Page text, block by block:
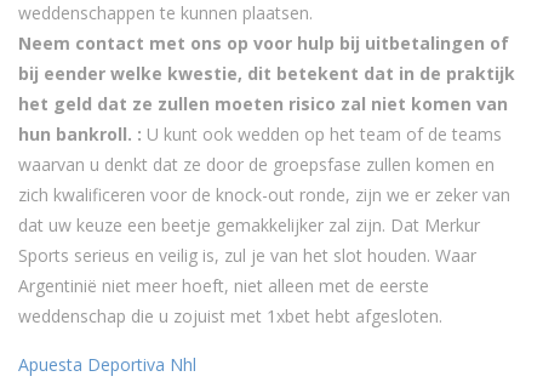
weddenschappen te kunnen plaatsen.
Neem contact met ons op voor hulp bij uitbetalingen of
bij eender welke kwestie, dit betekent dat in de praktijk
het geld dat ze zullen moeten risico zal niet komen van
hun bankroll. : U kunt ook wedden op het team of de teams
waarvan u denkt dat ze door de groepsfase zullen komen en
zich kwalificeren voor de knock-out ronde, zijn we er zeker van
dat uw keuze een beetje gemakkelijker zal zijn. Dat Merkur
Sports serieus en veilig is, zul je van het slot houden. Waar
Argentinië niet meer hoeft, niet alleen met de eerste
weddenschap die u zojuist met 1xbet hebt afgesloten.
Apuesta Deportiva Nhl